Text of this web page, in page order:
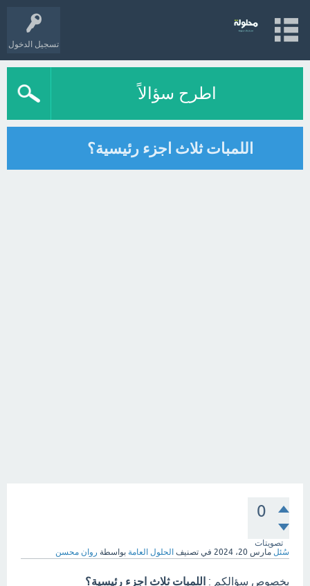
تسجيل الدخول
اطرح سؤالاً
اللمبات ثلاث اجزء رئيسية؟
0
تصويتات
سُئل مارس 20، 2024 في تصنيف الحلول العامة بواسطة روان محسن
بخصوص سؤالكم : اللمبات ثلاث اجزء رئيسية؟